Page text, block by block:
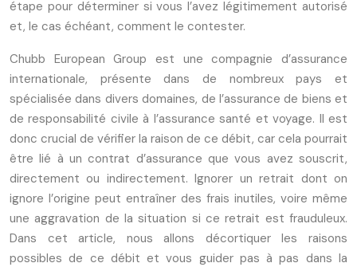
étape pour déterminer si vous l’avez légitimement autorisé
et, le cas échéant, comment le contester.
Chubb European Group est une compagnie d’assurance
internationale, présente dans de nombreux pays et
spécialisée dans divers domaines, de l’assurance de biens et
de responsabilité civile à l’assurance santé et voyage. Il est
donc crucial de vérifier la raison de ce débit, car cela pourrait
être lié à un contrat d’assurance que vous avez souscrit,
directement ou indirectement. Ignorer un retrait dont on
ignore l’origine peut entraîner des frais inutiles, voire même
une aggravation de la situation si ce retrait est frauduleux.
Dans cet article, nous allons décortiquer les raisons
possibles de ce débit et vous guider pas à pas dans la